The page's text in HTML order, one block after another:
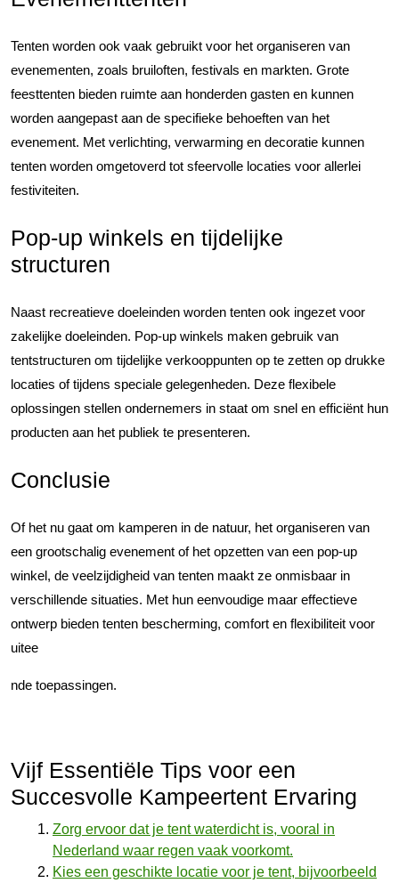
Tenten worden ook vaak gebruikt voor het organiseren van
evenementen, zoals bruiloften, festivals en markten. Grote
feesttenten bieden ruimte aan honderden gasten en kunnen
worden aangepast aan de specifieke behoeften van het
evenement. Met verlichting, verwarming en decoratie kunnen
tenten worden omgetoverd tot sfeervolle locaties voor allerlei
festiviteiten.
Pop-up winkels en tijdelijke
structuren
Naast recreatieve doeleinden worden tenten ook ingezet voor
zakelijke doeleinden. Pop-up winkels maken gebruik van
tentstructuren om tijdelijke verkooppunten op te zetten op drukke
locaties of tijdens speciale gelegenheden. Deze flexibele
oplossingen stellen ondernemers in staat om snel en efficiënt hun
producten aan het publiek te presenteren.
Conclusie
Of het nu gaat om kamperen in de natuur, het organiseren van
een grootschalig evenement of het opzetten van een pop-up
winkel, de veelzijdigheid van tenten maakt ze onmisbaar in
verschillende situaties. Met hun eenvoudige maar effectieve
ontwerp bieden tenten bescherming, comfort en flexibiliteit voor
uitee
nde toepassingen.
Vijf Essentiële Tips voor een
Succesvolle Kampeertent Ervaring
Zorg ervoor dat je tent waterdicht is, vooral in
Nederland waar regen vaak voorkomt.
Kies een geschikte locatie voor je tent, bijvoorbeeld